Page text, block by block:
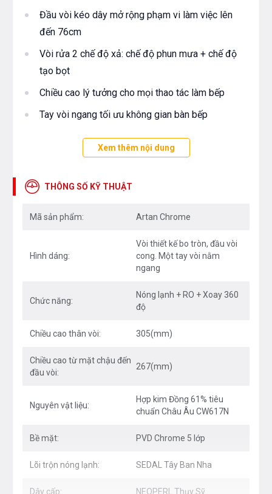
Đầu vòi kéo dây mở rộng phạm vi làm việc lên
đến 76cm
Vòi rửa 2 chế độ xả: chế độ phun mưa + chế độ
tạo bọt
Chiều cao lý tưởng cho mọi thao tác làm bếp
Tay vòi ngang tối ưu không gian bàn bếp
với công nghệ mạ PVD Chrome 5 lớp
An toàn cho sức khỏe với lõi hợp kim Đồng 61%
tiêu chuẩn Châu Âu CW617N
nóng lạnh SEDAL Tây Ban Nha
thương hiệu NEOPERL Thụy Sỹ chống xoắn, chịu
Xem thêm nội dung
THÔNG SỐ KỸ THUẬT
Mã sản phẩm: Artan Chrome
Hình dáng:
Vòi thiết kế bo tròn, đầu vòi
cong. Một tay vòi nằm
ngang
Chức năng:
Nóng lạnh + RO + Xoay 360
độ
Chiều cao thân vòi: 305(mm)
Chiều cao từ mặt chậu đến
đầu vòi:
267(mm)
Nguyên vật liệu:
Hợp kim Đồng 61% tiêu
chuẩn Châu Âu CW617N
Bề mặt: PVD Chrome 5 lớp
Lõi trộn nóng lạnh: SEDAL Tây Ban Nha
Dây cấp: NEOPERL Thụy Sỹ